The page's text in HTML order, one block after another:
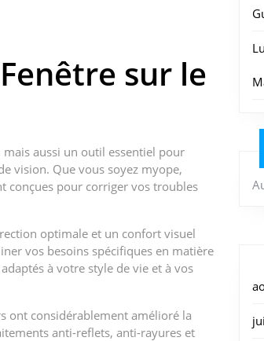
sur le
mais aussi un outil essentiel pour
vision. Que vous soyez myope,
conçues pour corriger vos troubles
optimale et un confort visuel
vos besoins spécifiques en matière
à votre style de vie et à vos
ont considérablement amélioré la
anti-reflets, anti-rayures et